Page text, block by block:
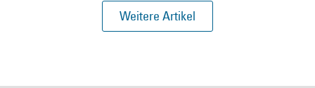
Weitere Artikel